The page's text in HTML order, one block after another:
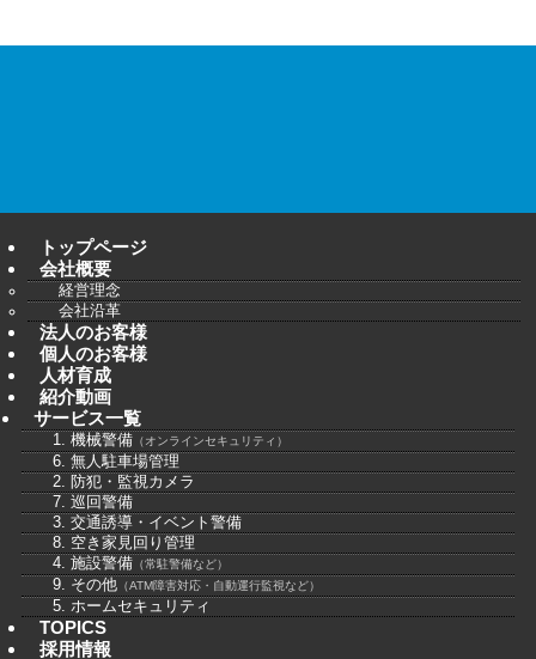
トップページ
会社概要
経営理念
会社沿革
法人のお客様
個人のお客様
人材育成
紹介動画
サービス一覧
1. 機械警備（オンラインセキュリティ）
6. 無人駐車場管理
2. 防犯・監視カメラ
7. 巡回警備
3. 交通誘導・イベント警備
8. 空き家見回り管理
4. 施設警備（常駐警備など）
9. その他（ATM障害対応・自動運行監視など）
5. ホームセキュリティ
TOPICS
採用情報